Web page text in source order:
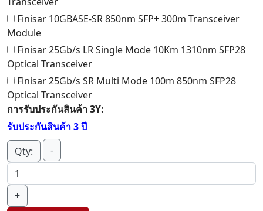
Finisar 10GBASE-SR 850nm SFP+ 300m Transceiver
Module
Finisar 25Gb/s LR Single Mode 10Km 1310nm SFP28
Optical Transceiver
Finisar 25Gb/s SR Multi Mode 100m 850nm SFP28
Optical Transceiver
การรับประกันสินค้า 3Y:
รับประกันสินค้า 3 ปี
Qty:
-
+